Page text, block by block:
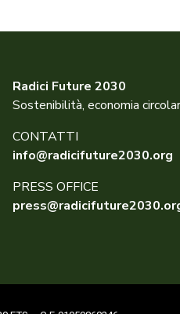
Radici Future 2030
Sostenibilità, economia
CONTATTI
info@radicifuture2030.org
PRESS OFFICE